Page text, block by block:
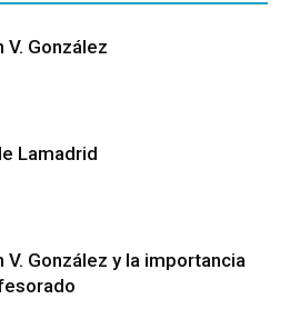
V. González
Lamadrid
V. González y la importancia